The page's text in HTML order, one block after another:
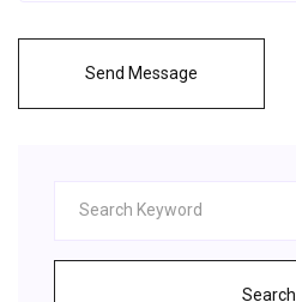
Send Message
Search